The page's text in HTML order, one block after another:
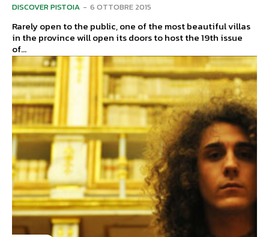
DISCOVER PISTOIA - 6 OTTOBRE 2015
Rarely open to the public, one of the most beautiful villas
in the province will open its doors to host the 19th issue
of...